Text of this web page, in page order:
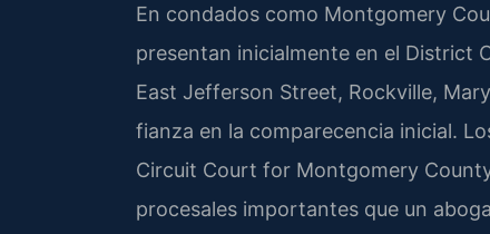
En condados como Montgomery
presentan inicialmente en el District
East Jefferson Street, Rockville,
fianza en la comparecencia inicial.
Circuit Court for Montgomery
procesales importantes que un